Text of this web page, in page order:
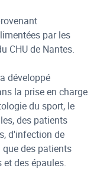
par les
CHU de Nantes.
développé
la prise en charge
du sport, le
des patients
d'infection de
des patients
des épaules.